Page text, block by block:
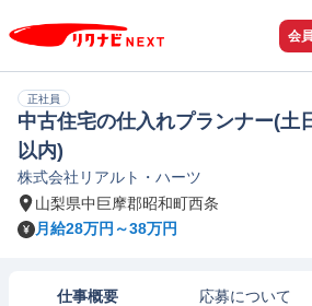
会
正社員
中古住宅の仕入れプランナー(土
以内)
株式会社リアルト・ハーツ
山梨県中巨摩郡昭和町西条
月給28万円～38万円
仕事概要 応募について